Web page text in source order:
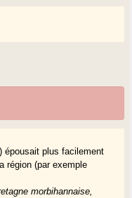
où le provençal est un
linguistique, ce qui reste de
épousait plus facilement
région (par exemple
morbihannaise,